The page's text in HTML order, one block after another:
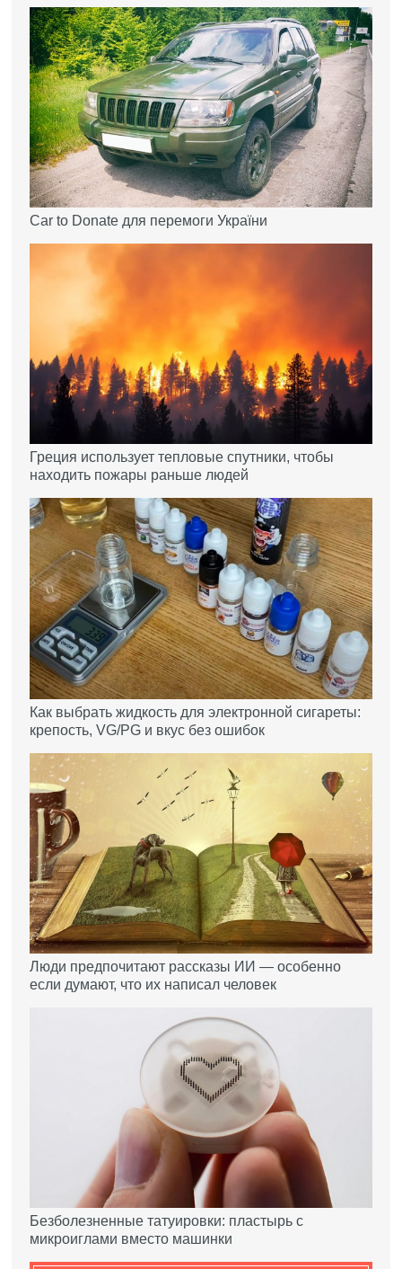
Car to Donate для перемоги України
Греция использует тепловые спутники, чтобы
находить пожары раньше людей
Как выбрать жидкость для электронной сигареты:
крепость, VG/PG и вкус без ошибок
Люди предпочитают рассказы ИИ — особенно
если думают, что их написал человек
Безболезненные татуировки: пластырь с
микроиглами вместо машинки